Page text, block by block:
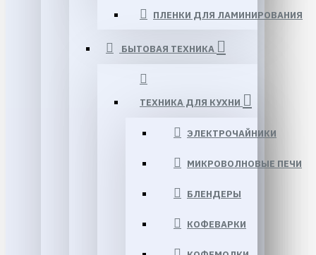
ПЛЕНКИ ДЛЯ ЛАМИНИРОВАНИЯ
БЫТОВАЯ ТЕХНИКА
ТЕХНИКА ДЛЯ КУХНИ
ЭЛЕКТРОЧАЙНИКИ
МИКРОВОЛНОВЫЕ ПЕЧИ
БЛЕНДЕРЫ
КОФЕВАРКИ